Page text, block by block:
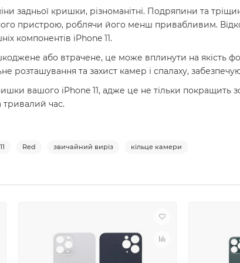
задньої кришки, різноманітні. Подряпини та
пристрою, роблячи його менш привабливим.
компонентів iPhone 11.
або втрачене, це може вплинути на якість
розташування та захист камер і спалаху,
вашого iPhone 11, адже це не тільки
тривалий час.
Red звичайний виріз кільце камери